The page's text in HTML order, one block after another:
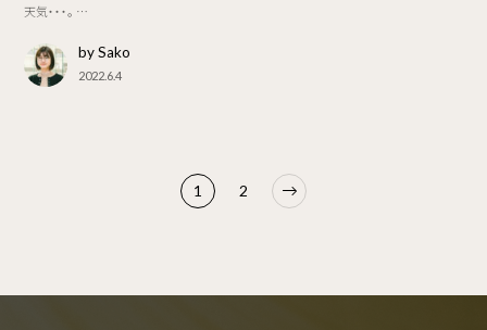
天気・・・。 …
by Sako
2022.6.4
1 2